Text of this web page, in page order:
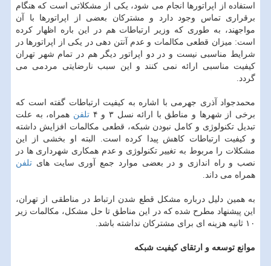
استفاده از اپراتورها انجام می شود، یكی از مشكلاتی است كه هنگام
برقراری تماس وجود دارد و مشتركان بعضی از اپراتورها با آن
مواجهند، به طوری كه وزیر ارتباطات هم در این باره اظهار كرده
است: میزان قطعی مكالمات و عدم آنتن دهی در یكی از اپراتورها در
شرایط مناسبی نیست و در دو اپراتور دیگر هم در تمام شهر تهران
كیفیت مناسبی ارائه نمی كنند و این سبب نارضایتی مردمی می
گردد.
محمدجواد آذری جهرمی با اشاره به كیفیت ارتباطات گفته است كه
برخی از شهرها و مناطق با ارائه نسل ۳ و ۴
تلفن همراه، به علت
تبدیل تكنولوژی و كامل نبودن شبكه، قطعی مكالمات افزایش داشته
و كیفیت ارتباطات كاهش پیدا كرده است. البته او بخشی از این
مشكلات را مربوط به تغییر تكنولوژی و عدم همكاری شهرداری ها در
نصب و راه اندازی و در بعضی موارد جمع آوری سایت های تلفن
همراه می داند.
به همین دلیل درباره مشكل قطع شدن ارتباط در مناطقی از تهران،
این پیشنهاد مطرح شده كه در این مناطق تا حل مشكل، مكالمات زیر
۱۰ ثانیه هزینه ای برای مشتركان نداشته باشد.
موانع توسعه و ارتقای كیفیت شبكه